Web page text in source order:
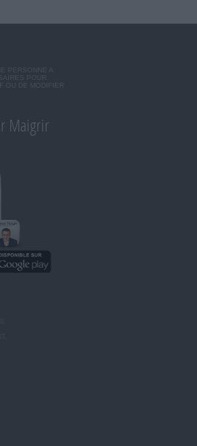
PERSONNE A
POUR
OU DE MODIFIER
Maigrir